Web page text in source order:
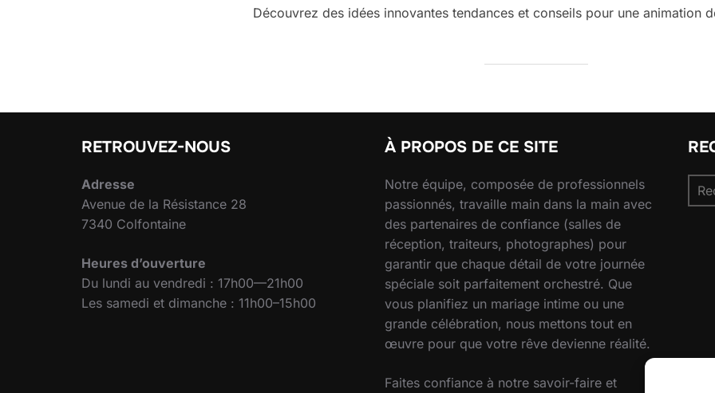
Découvrez des idées innovantes tendances et conseils pour une animation
RETROUVEZ-NOUS
Adresse
Avenue de la Résistance 28
7340 Colfontaine
Heures d’ouverture
Du lundi au vendredi : 17h00—21h00
Les samedi et dimanche : 11h00–15h00
À PROPOS DE CE SITE
Notre équipe, composée de professionnels
passionnés, travaille main dans la main avec
des partenaires de confiance (salles de
réception, traiteurs, photographes) pour
garantir que chaque détail de votre journée
spéciale soit parfaitement orchestré. Que
vous planifiez un mariage intime ou une
grande célébration, nous mettons tout en
œuvre pour que votre rêve devienne réalité.
Faites confiance à notre savoir-faire et